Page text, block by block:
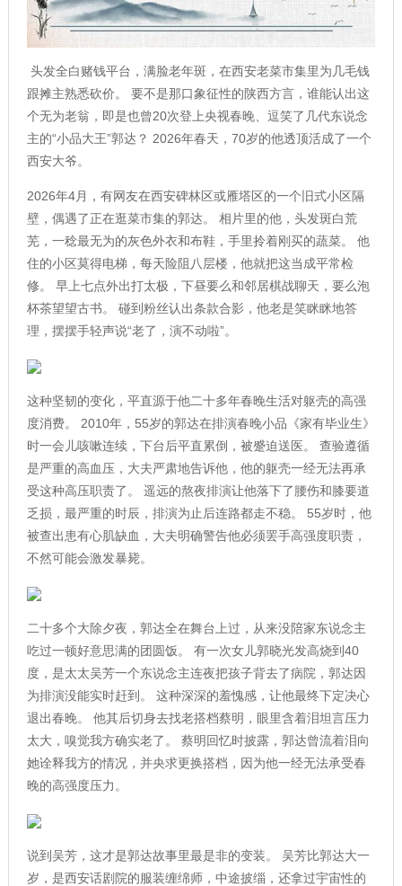
头发全白赌钱平台，满脸老年斑，在西安老菜市集里为几毛钱
跟摊主熟悉砍价。 要不是那口象征性的陕西方言，谁能认出这
个无为老翁，即是也曾20次登上央视春晚、逗笑了几代东说念
主的“小品大王”郭达？ 2026年春天，70岁的他透顶活成了一个
西安大爷。
2026年4月，有网友在西安碑林区或雁塔区的一个旧式小区隔
壁，偶遇了正在逛菜市集的郭达。 相片里的他，头发斑白荒
芜，一稔最无为的灰色外衣和布鞋，手里拎着刚买的蔬菜。 他
住的小区莫得电梯，每天险阻八层楼，他就把这当成平常检
修。 早上七点外出打太极，下昼要么和邻居棋战聊天，要么泡
杯茶望望古书。 碰到粉丝认出条款合影，他老是笑眯眯地答
理，摆摆手轻声说“老了，演不动啦”。
这种坚韧的变化，平直源于他二十多年春晚生活对躯壳的高强
度消费。 2010年，55岁的郭达在排演春晚小品《家有毕业生》
时一会儿咳嗽连续，下台后平直累倒，被蹙迫送医。 查验遵循
是严重的高血压，大夫严肃地告诉他，他的躯壳一经无法再承
受这种高压职责了。 遥远的熬夜排演让他落下了腰伤和膝要道
乏损，最严重的时辰，排演为止后连路都走不稳。 55岁时，他
被查出患有心肌缺血，大夫明确警告他必须罢手高强度职责，
不然可能会激发暴毙。
二十多个大除夕夜，郭达全在舞台上过，从来没陪家东说念主
吃过一顿好意思满的团圆饭。 有一次女儿郭晓光发高烧到40
度，是太太吴芳一个东说念主连夜把孩子背去了病院，郭达因
为排演没能实时赶到。 这种深深的羞愧感，让他最终下定决心
退出春晚。 他其后切身去找老搭档蔡明，眼里含着泪坦言压力
太大，嗅觉我方确实老了。 蔡明回忆时披露，郭达曾流着泪向
她诠释我方的情况，并央求更换搭档，因为他一经无法承受春
晚的高强度压力。
说到吴芳，这才是郭达故事里最是非的变装。 吴芳比郭达大一
岁，是西安话剧院的服装缠绵师，中途披缁，还拿过宇宙性的